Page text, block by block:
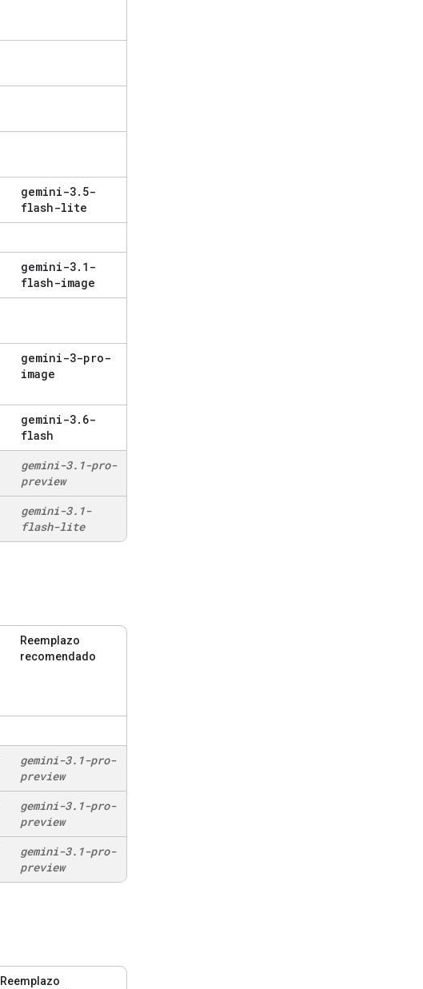
gemini-3. 5-
flash-lite
gemini-3. 1-
flash-image
gemini-3-pro-
image
gemini-3. 6-
flash
gemini-3. 1-pro-
preview
gemini-3. 1-
flash-lite
Reemplazo
recomendado
gemini-3. 1-pro-
preview
gemini-3. 1-pro-
preview
gemini-3. 1-pro-
preview
Reemplazo